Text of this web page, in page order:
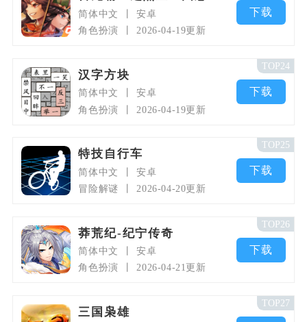
简体中文
安卓
角色扮演
2026-04-19更新
下载
汉字方块
简体中文
安卓
角色扮演
2026-04-19更新
下载
TOP24
特技自行车
简体中文
安卓
冒险解谜
2026-04-20更新
下载
TOP25
莽荒纪-纪宁传奇
简体中文
安卓
角色扮演
2026-04-21更新
下载
TOP26
三国枭雄
TOP27